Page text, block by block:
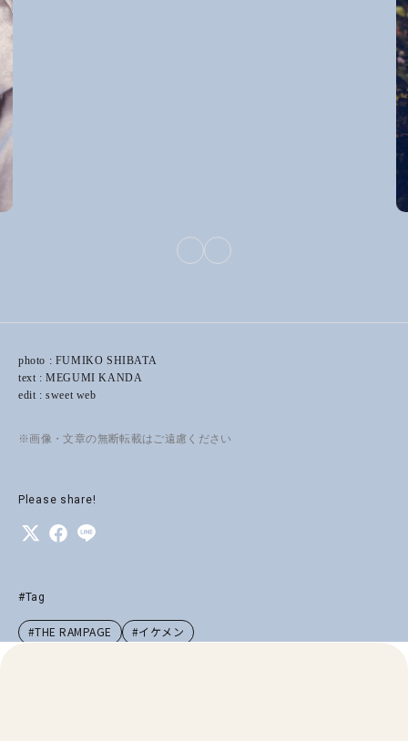
photo : FUMIKO SHIBATA
text : MEGUMI KANDA
edit : sweet web
※画像・文章の無断転載はご遠慮ください
Please share!
#Tag
#THE RAMPAGE #イケメン